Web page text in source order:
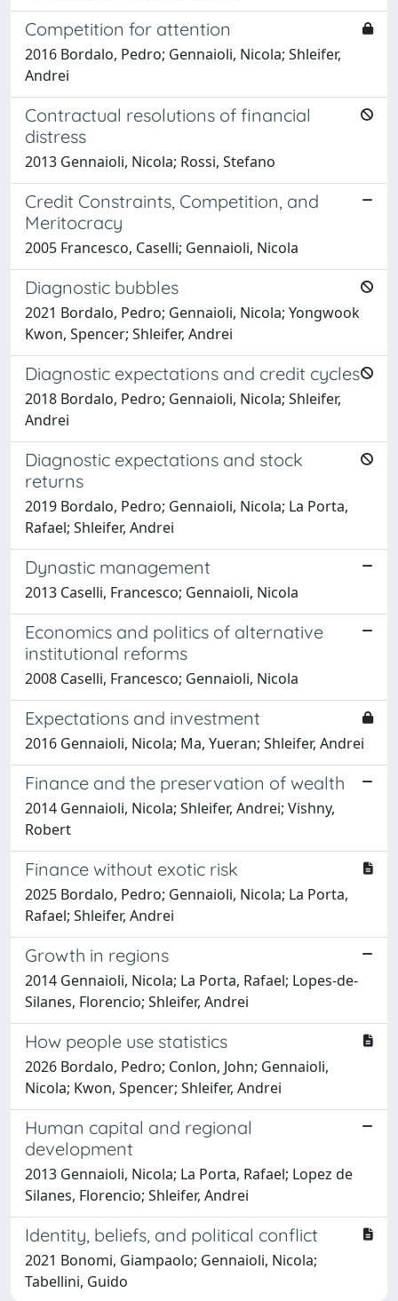
Competition for attention
2016 Bordalo, Pedro; Gennaioli, Nicola; Shleifer,
Andrei
Contractual resolutions of financial
distress
2013 Gennaioli, Nicola; Rossi, Stefano
Credit Constraints, Competition, and
Meritocracy
2005 Francesco, Caselli; Gennaioli, Nicola
Diagnostic bubbles
2021 Bordalo, Pedro; Gennaioli, Nicola; Yongwook
Kwon, Spencer; Shleifer, Andrei
Diagnostic expectations and credit cycles
2018 Bordalo, Pedro; Gennaioli, Nicola; Shleifer,
Andrei
Diagnostic expectations and stock
returns
2019 Bordalo, Pedro; Gennaioli, Nicola; La Porta,
Rafael; Shleifer, Andrei
Dynastic management
2013 Caselli, Francesco; Gennaioli, Nicola
Economics and politics of alternative
institutional reforms
2008 Caselli, Francesco; Gennaioli, Nicola
Expectations and investment
2016 Gennaioli, Nicola; Ma, Yueran; Shleifer, Andrei
Finance and the preservation of wealth
2014 Gennaioli, Nicola; Shleifer, Andrei; Vishny,
Robert
Finance without exotic risk
2025 Bordalo, Pedro; Gennaioli, Nicola; La Porta,
Rafael; Shleifer, Andrei
Growth in regions
2014 Gennaioli, Nicola; La Porta, Rafael; Lopes-de-
Silanes, Florencio; Shleifer, Andrei
How people use statistics
2026 Bordalo, Pedro; Conlon, John; Gennaioli,
Nicola; Kwon, Spencer; Shleifer, Andrei
Human capital and regional
development
2013 Gennaioli, Nicola; La Porta, Rafael; Lopez de
Silanes, Florencio; Shleifer, Andrei
Identity, beliefs, and political conflict
2021 Bonomi, Giampaolo; Gennaioli, Nicola;
Tabellini, Guido